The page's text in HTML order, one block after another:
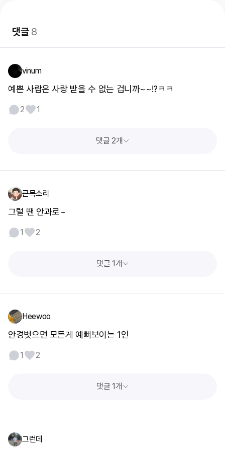
댓글8
vinum
예쁜 사람은 사랑 받을 수 없는 겁니까~~!?ㅋㅋ
2 1
댓글 2개
큰목소리
그럴 땐 안과로~
1 2
댓글 1개
Heewoo
안경벗으면 모든게 예뻐보이는 1인
1 2
댓글 1개
그런데